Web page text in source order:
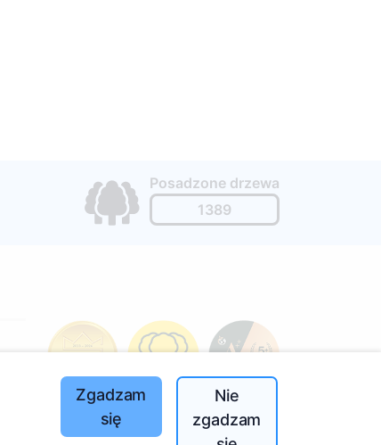
Posadzone drzewa
1389
Zgadzam
się
Nie
zgadzam